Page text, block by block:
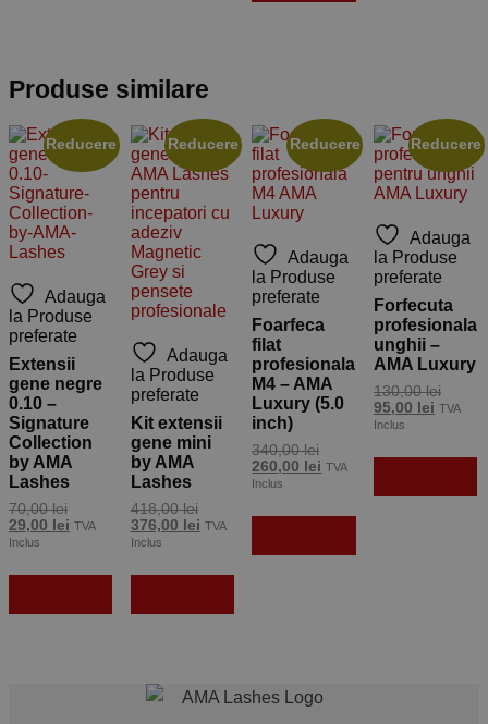
în
pagina
produsului.
Produse similare
Adauga
la Produse
preferate
Reducere
Extensii
gene negre
0.10 –
Signature
Collection
by AMA
Lashes
70,00leiPrețul
inițial
70,00 lei.
29,00 lei Prețul
29,00 lei.
TVA
Inclus
Opțiunile
Adauga
la Produse
preferate
Reducere
Kit extensii
gene mini
by AMA
Lashes
418,00leiPrețul
inițial
418,00 lei.
376,00 leiPrețul
376,00 lei.
TVA
Inclus
Adauga
la Produse
preferate
Reducere
Foarfeca
filat
profesionala
M4 – AMA
Luxury (5.0
inch)
340,00leiPrețul
inițial
340,00 lei.
260,00 lei Prețul
260,00 lei.
TVA
Inclus
Adauga
la Produse
preferate
Reducere
Forfecuta
profesionala
unghii –
AMA Luxury
130,00leiPrețul
inițial
95,00 leiPrețul
95,00
TVA
Inclus